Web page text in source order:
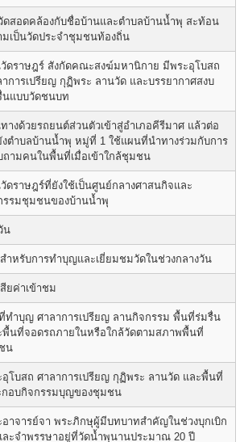
ดสอดคล้องกับชื่อบ้านและตำบลบ้านน้ำพุ สะท้อน
มเป็นวัดประจำชุมชนท้องถิ่น
วัดราษฎร์ สังกัดคณะสงฆ์มหานิกาย มีพระอุโบสถ
าการเปรียญ กุฏิพระ ลานวัด และบรรยากาศสงบ
นแบบวัดชนบท
ทางด้วยรถยนต์ส่วนตัวเข้าสู่อำเภอคีรีมาศ แล้วต่อ
งตำบลบ้านน้ำพุ หมู่ที่ 1 ใช้แผนที่นำทางร่วมกับการ
ถามคนในพื้นที่เมื่อเข้าใกล้ชุมชน
วัดราษฎร์ที่ยังใช้เป็นศูนย์กลางศาสนกิจและ
รรมชุมชนของบ้านน้ำพุ
น
สำหรับการทำบุญและเยี่ยมชมวัดในช่วงกลางวัน
ยค่าเข้าชม
ทำบุญ ศาลาการเปรียญ ลานกิจกรรม พื้นที่ร่มรื่น
พื้นที่จอดรถภายในหรือใกล้วัดตามสภาพพื้นที่
น
อุโบสถ ศาลาการเปรียญ กุฏิพระ ลานวัด และพื้นที่
กอบกิจกรรมบุญของชุมชน
อาจารย์จา พระภิกษุผู้มีบทบาทสำคัญในช่วงบุกเบิก
ละจำพรรษาอยู่ที่วัดน้ำพุนานประมาณ 20 ปี